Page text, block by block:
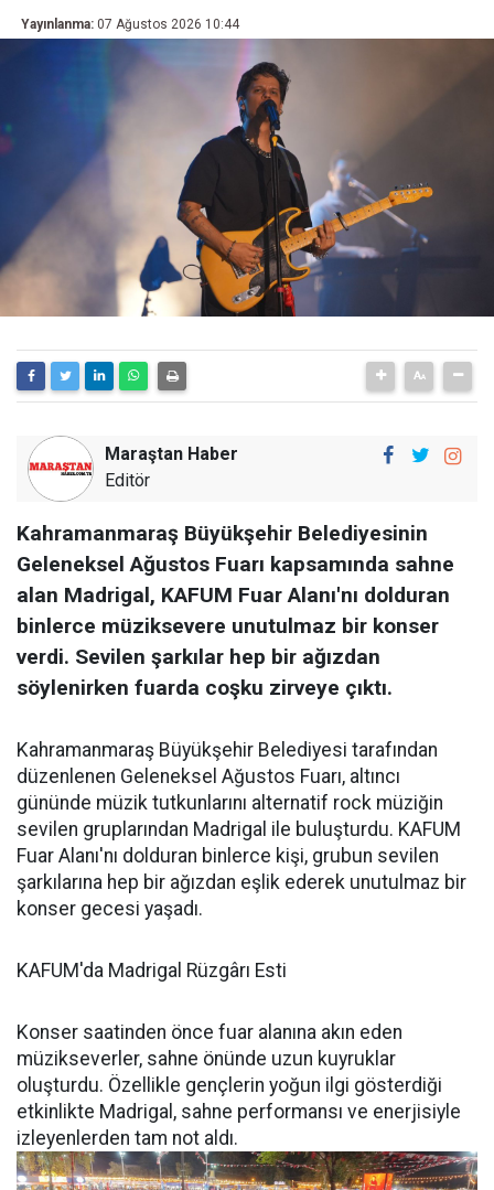
Yayınlanma: 07 Ağustos 2026 10:44
Maraştan Haber
Editör
Kahramanmaraş Büyükşehir Belediyesinin
Geleneksel Ağustos Fuarı kapsamında sahne
alan Madrigal, KAFUM Fuar Alanı'nı dolduran
binlerce müziksevere unutulmaz bir konser
verdi. Sevilen şarkılar hep bir ağızdan
söylenirken fuarda coşku zirveye çıktı.
Kahramanmaraş Büyükşehir Belediyesi tarafından
düzenlenen Geleneksel Ağustos Fuarı, altıncı
gününde müzik tutkunlarını alternatif rock müziğin
sevilen gruplarından Madrigal ile buluşturdu. KAFUM
Fuar Alanı'nı dolduran binlerce kişi, grubun sevilen
şarkılarına hep bir ağızdan eşlik ederek unutulmaz bir
konser gecesi yaşadı.
KAFUM'da Madrigal Rüzgârı Esti
Konser saatinden önce fuar alanına akın eden
müzikseverler, sahne önünde uzun kuyruklar
oluşturdu. Özellikle gençlerin yoğun ilgi gösterdiği
etkinlikte Madrigal, sahne performansı ve enerjisiyle
izleyenlerden tam not aldı.